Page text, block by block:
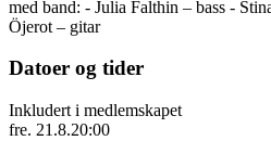
med band: - Julia Falthin – bass -
Öjerot – gitar
Datoer og tider
Inkludert i medlemskapet
fre. 21.8.20:00